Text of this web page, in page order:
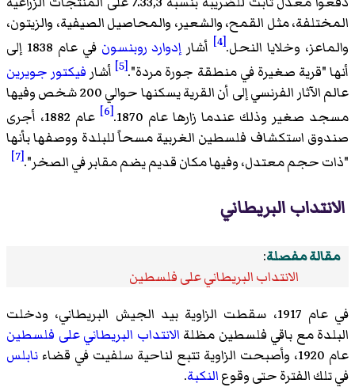
المختلفة، مثل القمح، والشعير، والمحاصيل الصيفية، والزيتون،
والماعز، وخلايا النحل.[4] أشار إدوارد روبنسون
في عام 1838 إلى
أنها "قرية صغيرة في منطقة جورة مردة".
[5] أشار فيكتور جويرين
عالم الآثار الفرنسي إلى أن القرية يسكنها حوالي 200 شخص وفيها
مسجد صغير وذلك عندما زارها عام 1870.
[6]
عام 1882، أجرى
صندوق استكشاف فلسطين الغربية مسحاً للبلدة ووصفها بأنها
"ذات حجم معتدل، وفيها مكان قديم يضم مقابر في الصخر".[7]
الانتداب البريطاني
مقالة مفصلة:
الانتداب البريطاني على فلسطين
في عام 1917، سقطت الزاوية بيد الجيش البريطاني، ودخلت
البلدة مع باقي فلسطين مظلة الانتداب البريطاني على فلسطين
عام 1920، وأصبحت الزاوية تتبع لناحية سلفيت في قضاء
نابلس
في تلك الفترة حتى وقوعالنكبة.